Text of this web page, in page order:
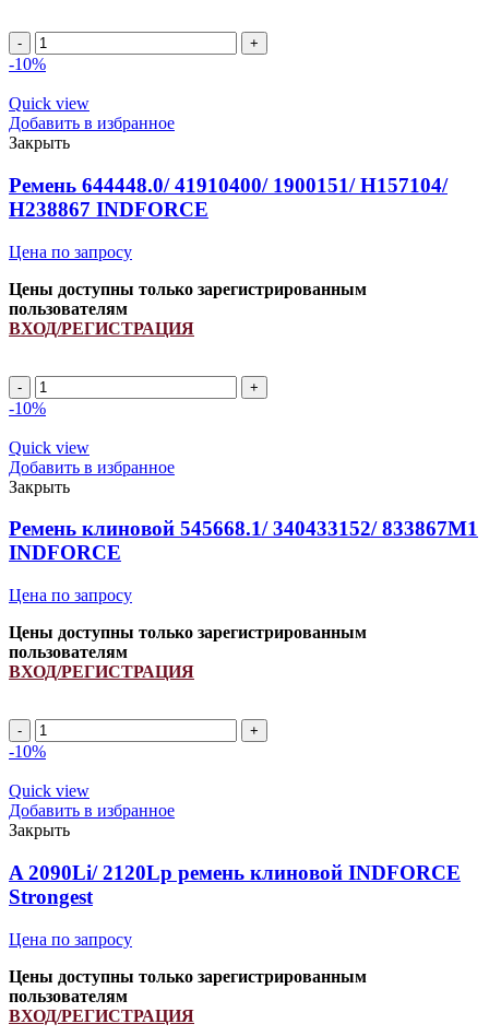
A
1670Li/
ремень
клиновой
INDFORCE
Strongest
quantity
-10%
Quick view
Добавить в избранное
Закрыть
Ремень 644448.0/ 41910400/ 1900151/ H157104/
H238867 INDFORCE
Цена по запросу
Цены доступны только зарегистрированным
пользователям
ВХОД/РЕГИСТРАЦИЯ
Ремень
644448.0/
1900151/
H157104/
H238867
INDFORCE
quantity
-10%
Quick view
Добавить в избранное
Закрыть
Ремень клиновой 545668.1/ 340433152/ 833867M1
INDFORCE
Цена по запросу
Цены доступны только зарегистрированным
пользователям
ВХОД/РЕГИСТРАЦИЯ
Ремень
клиновой
340433152/
833867M1
INDFORCE
quantity
-10%
Quick view
Добавить в избранное
Закрыть
A 2090Li/ 2120Lp ремень клиновой INDFORCE
Strongest
Цена по запросу
Цены доступны только зарегистрированным
пользователям
ВХОД/РЕГИСТРАЦИЯ